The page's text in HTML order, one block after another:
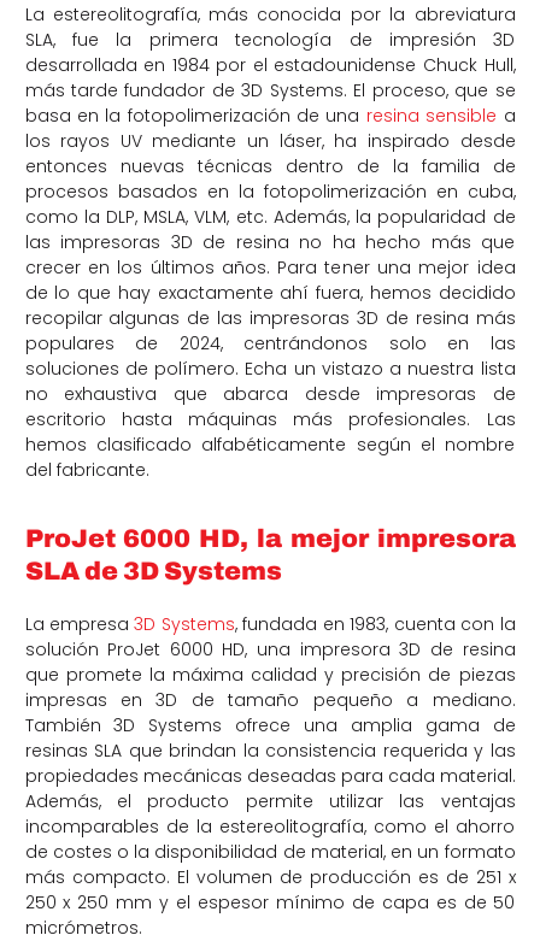
La estereolitografía, más conocida por la abreviatura
SLA, fue la primera tecnología de impresión 3D
desarrollada en 1984 por el estadounidense Chuck Hull,
más tarde fundador de 3D Systems. El proceso, que se
basa en la fotopolimerización de una resina sensible a
los rayos UV mediante un láser, ha inspirado desde
entonces nuevas técnicas dentro de la familia de
procesos basados en la fotopolimerización en cuba,
como la DLP, MSLA, VLM, etc. Además, la popularidad de
las impresoras 3D de resina no ha hecho más que
crecer en los últimos años. Para tener una mejor idea
de lo que hay exactamente ahí fuera, hemos decidido
recopilar algunas de las impresoras 3D de resina más
populares de 2024, centrándonos solo en las
soluciones de polímero. Echa un vistazo a nuestra lista
no exhaustiva que abarca desde impresoras de
escritorio hasta máquinas más profesionales. Las
hemos clasificado alfabéticamente según el nombre
del fabricante.
ProJet 6000 HD, la mejor impresora
SLA de 3D Systems
La empresa3D Systems, fundada en 1983, cuenta con la
solución ProJet 6000 HD, una impresora 3D de resina
que promete la máxima calidad y precisión de piezas
impresas en 3D de tamaño pequeño a mediano.
También 3D Systems ofrece una amplia gama de
resinas SLA que brindan la consistencia requerida y las
propiedades mecánicas deseadas para cada material.
Además, el producto permite utilizar las ventajas
incomparables de la estereolitografía, como el ahorro
de costes o la disponibilidad de material, en un formato
más compacto. El volumen de producción es de 251 x
250 x 250 mm y el espesor mínimo de capa es de 50
micrómetros.